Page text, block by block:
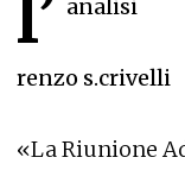
analisi
renzo s.crivelli
«La Riunione